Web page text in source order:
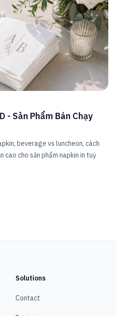
- Sản Phẩm Bán Chạy
beverage vs luncheon, cách
cao cho sản phẩm napkin in tuỳ
Solutions
Contact